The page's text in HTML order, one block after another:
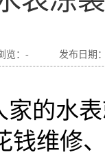
览： - 发布日期
家的水
钱维修